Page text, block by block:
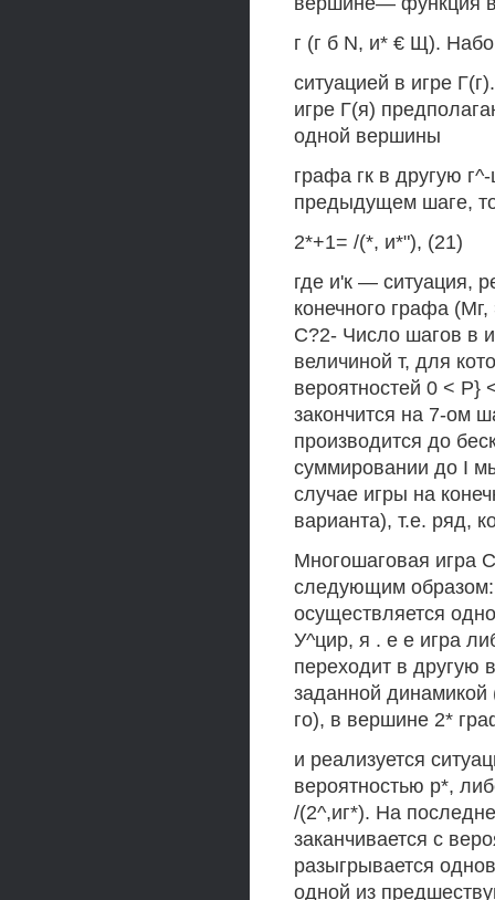
г (г б N, и* € Щ).
ситуацией в игре
игре Г(я)
одной вершины
графа гк в другую
предыдущем шаге,
2*+1= /(*, и*"), (21)
где и'к — ситуация,
конечного графа
С?2- Число шагов в
величиной т, для
вероятностей 0 < Р}
закончится на 7-ом
производится до
суммировании до I
случае игры на
варианта), т.е. ряд,
Многошаговая игра
следующим
осуществляется
У^цир, я . е е игра
переходит в другую
заданной
го), в вершине 2*
и реализуется
вероятностью р*,
/(2^,иг*). На
заканчивается с
разыгрывается
одной из